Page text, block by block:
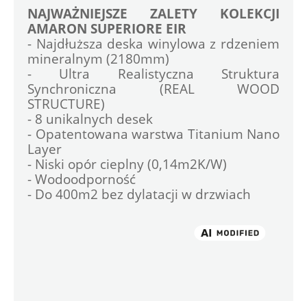
NAJWAŻNIEJSZE ZALETY KOLEKCJI
AMARON SUPERIORE EIR
- Najdłuższa deska winylowa z rdzeniem
mineralnym (2180mm)
- Ultra Realistyczna Struktura
Synchroniczna (REAL WOOD
STRUCTURE)
- 8 unikalnych desek
- Opatentowana warstwa Titanium Nano
Layer
- Niski opór cieplny (0,14m2K/W)
- Wodoodporność
- Do 400m2 bez dylatacji w drzwiach